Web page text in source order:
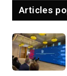
Articles